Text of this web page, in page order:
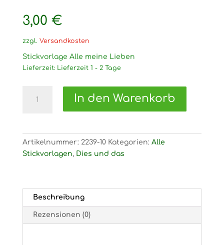
3,00 €
zzgl. Versandkosten
Stickvorlage Alle meine Lieben
Lieferzeit: Lieferzeit 1 - 2 Tage
Stickvorlage
In den Warenkorb
Artikelnummer: 2239-10 Kategorien: Alle
Stickvorlagen, Dies und das
Beschreibung
Rezensionen (0)